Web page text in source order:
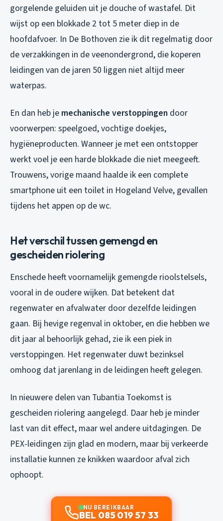
gorgelende geluiden uit je douche of wastafel. Dit
wijst op een blokkade 2 tot 5 meter diep in de
hoofdafvoer. In De Bothoven zie ik dit regelmatig door
de verzakkingen in de veenondergrond, die koperen
leidingen van de jaren 50 liggen niet altijd meer
waterpas.
En dan heb je mechanische verstoppingen door
voorwerpen: speelgoed, vochtige doekjes,
hygiëneproducten. Wanneer je met een ontstopper
werkt voel je een harde blokkade die niet meegeeft.
Trouwens, vorige maand haalde ik een complete
smartphone uit een toilet in Hogeland Velve, gevallen
tijdens het appen op de wc.
Het verschil tussen gemengd en
gescheiden riolering
Enschede heeft voornamelijk gemengde rioolstelsels,
vooral in de oudere wijken. Dat betekent dat
regenwater en afvalwater door dezelfde leidingen
gaan. Bij hevige regenval in oktober, en die hebben we
dit jaar al behoorlijk gehad, zie ik een piek in
verstoppingen. Het regenwater duwt bezinksel
omhoog dat jarenlang in de leidingen heeft gelegen.
In nieuwere delen van Tubantia Toekomst is
gescheiden riolering aangelegd. Daar heb je minder
last van dit effect, maar wel andere uitdagingen. De
PEX-leidingen zijn glad en modern, maar bij verkeerde
installatie kunnen ze knikken waardoor afval zich
ophoopt.
NU BEREIKBAAR
BEL 085 019 57 33